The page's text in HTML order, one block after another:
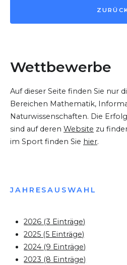
Wettbewerbe
Auf dieser Seite finden Sie nur
Bereichen Mathematik,
Naturwissenschaften. Die
sind auf deren Website zu
im Sport finden Sie hier.
JAHRESAUSWAHL
2026 (3 Einträge)
2025 (5 Einträge)
2024 (9 Einträge)
2023 (8 Einträge)